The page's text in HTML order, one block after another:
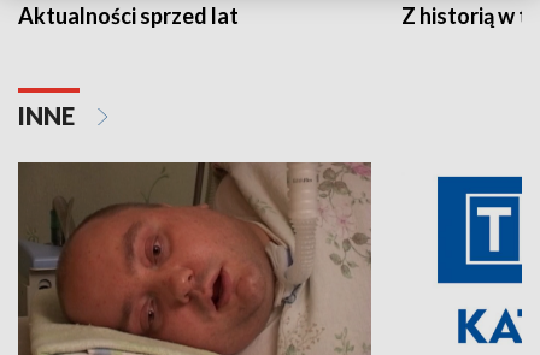
Aktualności sprzed lat Z historią w
INNE